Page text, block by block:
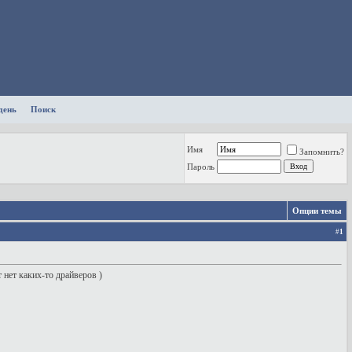
Поиск
Имя
Запомнить?
Пароль
Опции темы
#1
каких-то драйверов )